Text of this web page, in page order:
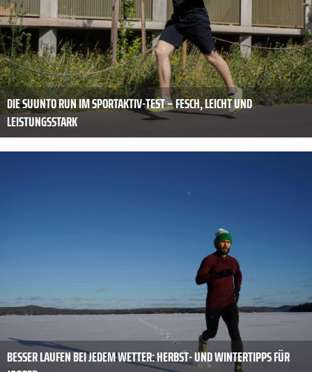
DIE SUUNTO RUN IM SPORTAKTIV-TEST – FESCH, LEICHT UND
LEISTUNGSSTARK
BESSER LAUFEN BEI JEDEM WETTER: HERBST- UND WINTERTIPPS FÜR